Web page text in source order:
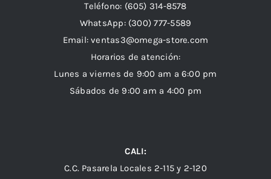
Teléfono: (605) 314-8578
WhatsApp: (300) 777-5589
Email: ventas3@omega-store.com
Horarios de atención:
Lunes a viernes de 9:00 am a 6:00 pm
Sábados de 9:00 am a 4:00 pm
CALI:
C.C. Pasarela Locales 2-115 y 2-120